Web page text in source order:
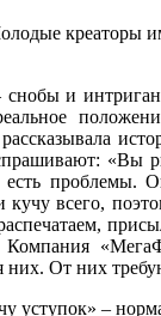
креаторы
и
рассказывала
«Вы
есть
кучу всего,
Компания
От них
уступок» –